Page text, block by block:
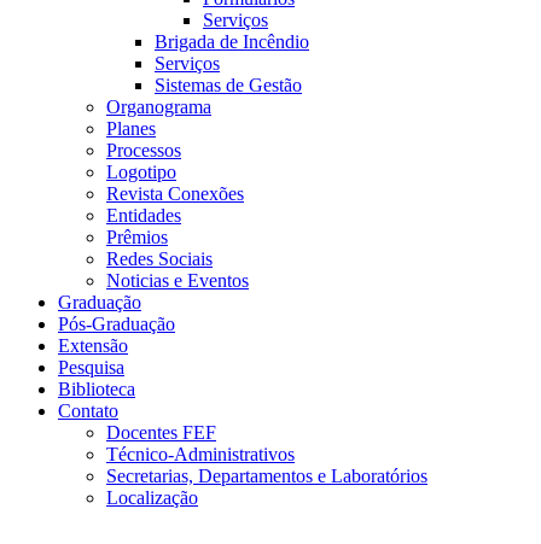
Serviços
Brigada de Incêndio
Serviços
Sistemas de Gestão
Organograma
Planes
Processos
Logotipo
Revista Conexões
Entidades
Prêmios
Redes Sociais
Noticias e Eventos
Graduação
Pós-Graduação
Extensão
Pesquisa
Biblioteca
Contato
Docentes FEF
Técnico-Administrativos
Secretarias, Departamentos e Laboratórios
Localização